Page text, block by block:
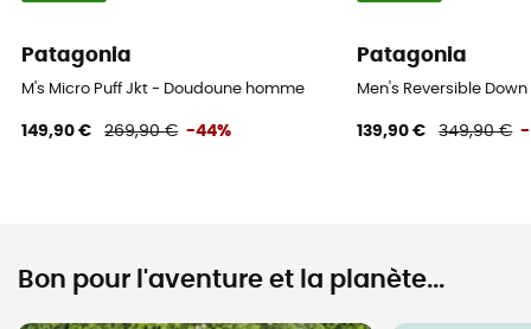
Patagonia
M's Micro Puff Jkt - Doudoune homme
149,90 € 269,90 € -44%
Patagonia
Men's Reversible
139,90 € 349,90 € -
Bon pour l'aventure et la planète...